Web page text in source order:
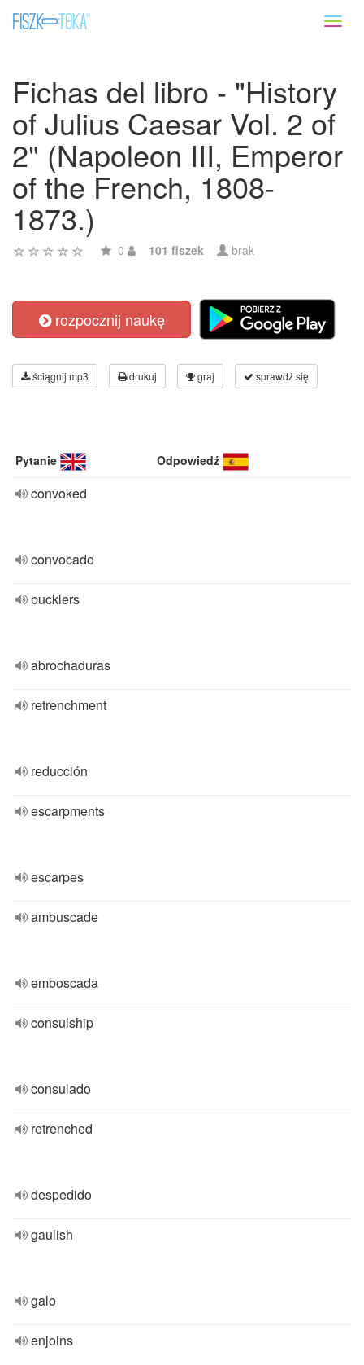
Fichas del libro - "History
of Julius Caesar Vol. 2 of
2" (Napoleon III, Emperor
of the French, 1808-
1873.)
0 101 fiszek brak
rozpocznij naukę
ściągnij mp3 drukuj graj sprawdź się
Pytanie Odpowiedź
convoked
convocado
bucklers
abrochaduras
retrenchment
reducción
escarpments
escarpes
ambuscade
emboscada
consulship
consulado
retrenched
despedido
gaulish
galo
enjoins